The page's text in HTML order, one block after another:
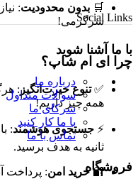
🛒 بدون محدودیت:
سرگرمی!
چرا ای ام شاپ؟
✅تنوع حیرت‌انگیز:
همه چیز داریم!
⚡ جستجوی هوشمند
ثانیه به هدف برسید.
🔐خرید امن: پرداخت آنلاین
Social Links
با ما آشنا شوید
درباره ما
سوالات متداول
شرکای ما
با ما کار کنید
تماس با ما
فروشگاه